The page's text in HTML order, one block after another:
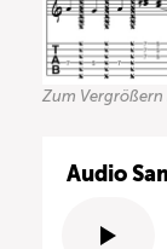
Zum Vergrößern
Audio